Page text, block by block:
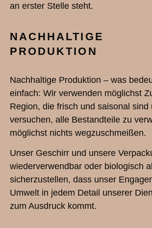
an erster Stelle steht.
NACHHALTIGE
PRODUKTION
Nachhaltige Produktion – was
einfach: Wir verwenden möglichst
Region, die frisch und saisonal sind
versuchen, alle Bestandteile zu
möglichst nichts wegzuschmeißen.
Unser Geschirr und unsere
wiederverwendbar oder biologisch
sicherzustellen, dass unser
Umwelt in jedem Detail unserer
zum Ausdruck kommt.